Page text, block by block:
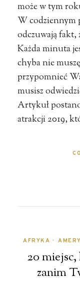
może w tym
W codziennym
odczuwają fakt,
Każda minuta
chyba nie
przypomnieć
musisz
Artykuł
atrakcji 2019,
AFRYKA •
20
zanim